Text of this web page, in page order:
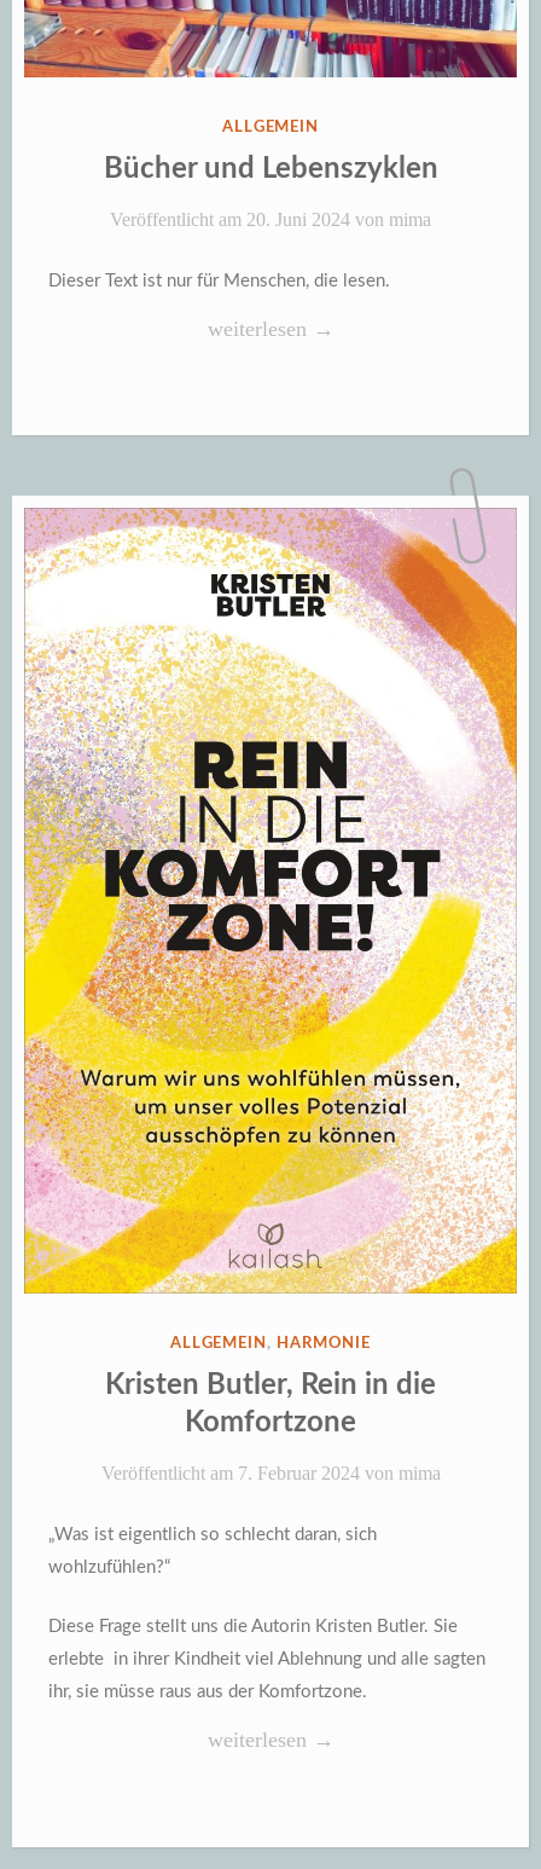
VERÖFFENTLICHT
ALLGEMEIN
Bücher und Lebenszyklen
Veröffentlicht am 20. Juni 2024 von mima
Dieser Text ist nur für Menschen, die lesen.
„Bücher
weiterlesen →
VERÖFFENTLICHT
ALLGEMEIN , HARMONIE
Kristen Butler, Rein in die
Komfortzone
Veröffentlicht am 7. Februar 2024von mima
„Was ist eigentlich so schlecht daran, sich
wohlzufühlen?“
Diese Frage stellt uns die Autorin Kristen Butler. Sie
erlebte in ihrer Kindheit viel Ablehnung und alle sagten
ihr, sie müsse raus aus der Komfortzone.
„Kristen
in
weiterlesen →